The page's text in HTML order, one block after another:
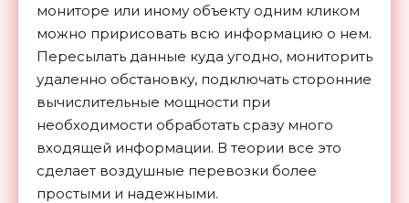
мониторе или иному объекту одним кликом
можно пририсовать всю информацию о нем.
Пересылать данные куда угодно, мониторить
удаленно обстановку, подключать сторонние
вычислительные мощности при
необходимости обработать сразу много
входящей информации. В теории все это
сделает воздушные перевозки более
простыми и надежными.